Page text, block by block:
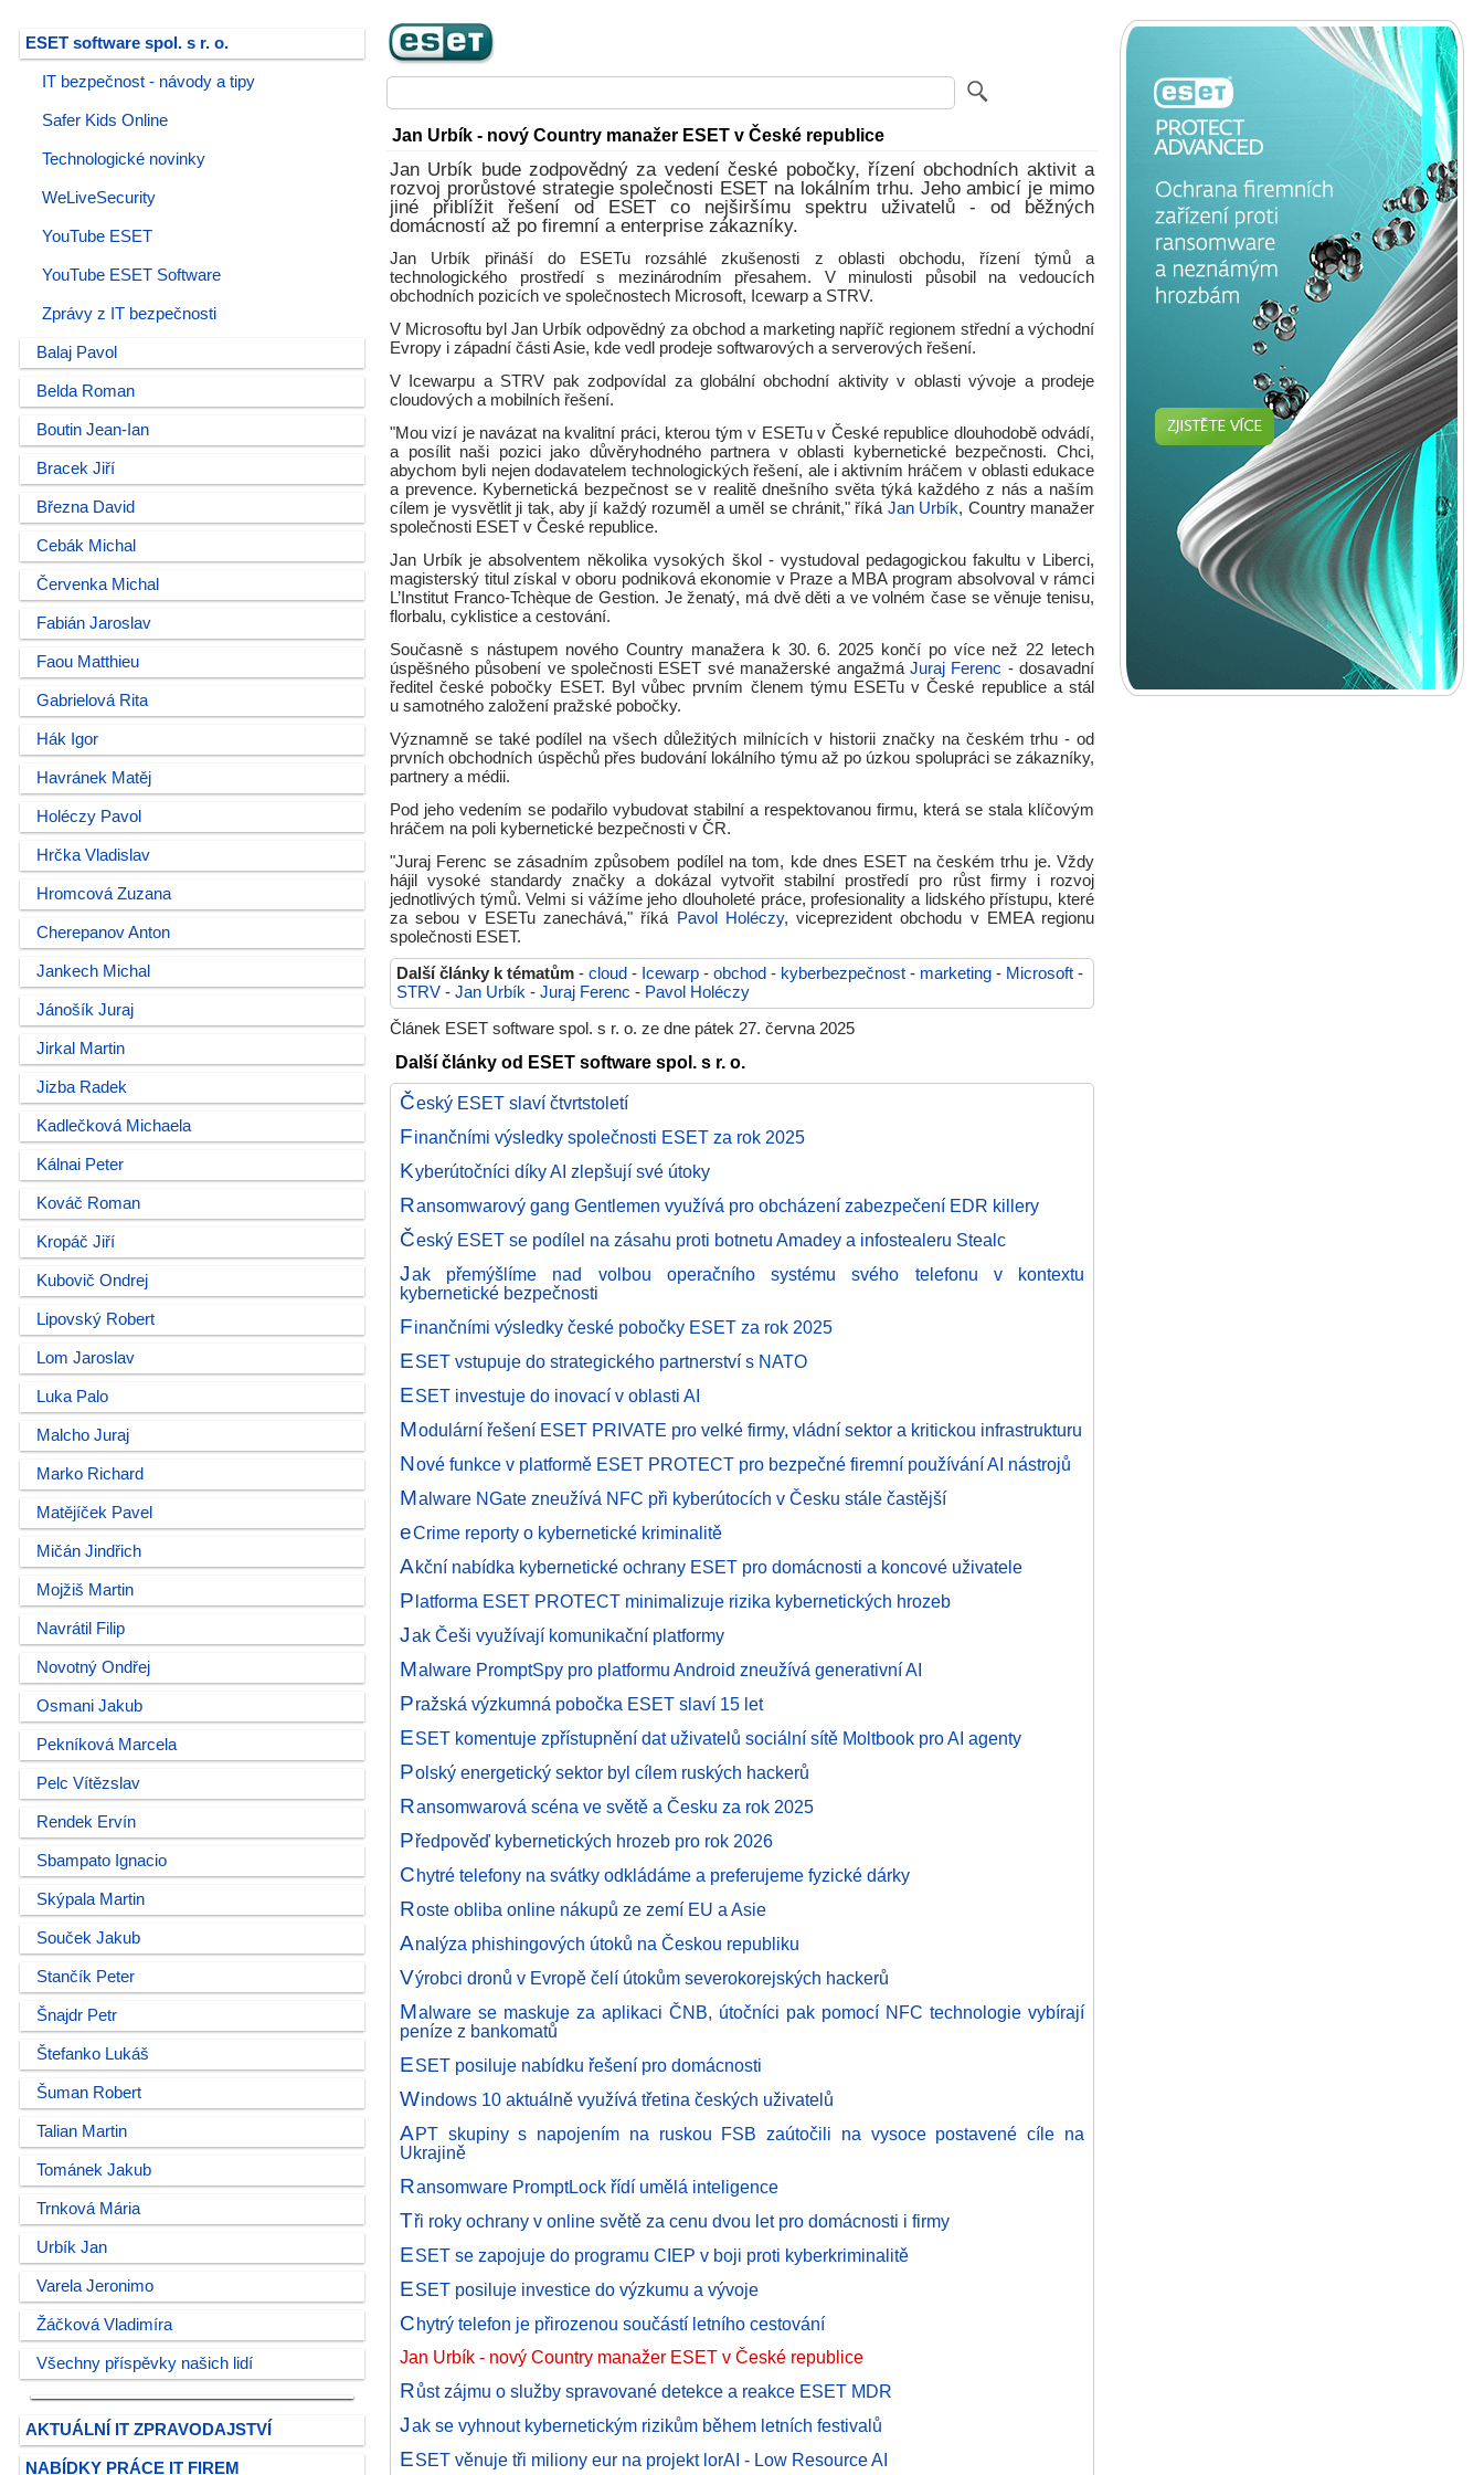
ESET software spol. s r. o.
IT bezpečnost - návody a tipy
Safer Kids Online
Technologické novinky
WeLiveSecurity
YouTube ESET
YouTube ESET Software
Zprávy z IT bezpečnosti
Balaj Pavol
Belda Roman
Boutin Jean-Ian
Bracek Jiří
Března David
Cebák Michal
Červenka Michal
Fabián Jaroslav
Faou Matthieu
Gabrielová Rita
Hák Igor
Havránek Matěj
Holéczy Pavol
Hrčka Vladislav
Hromcová Zuzana
Cherepanov Anton
Jankech Michal
Jánošík Juraj
Jirkal Martin
Jizba Radek
Kadlečková Michaela
Kálnai Peter
Kováč Roman
Kropáč Jiří
Kubovič Ondrej
Lipovský Robert
Lom Jaroslav
Luka Palo
Malcho Juraj
Marko Richard
Matějíček Pavel
Mičán Jindřich
Mojžiš Martin
Navrátil Filip
Novotný Ondřej
Osmani Jakub
Pekníková Marcela
Pelc Vítězslav
Rendek Ervín
Sbampato Ignacio
Skýpala Martin
Souček Jakub
Stančík Peter
Šnajdr Petr
Štefanko Lukáš
Šuman Robert
Talian Martin
Tománek Jakub
Trnková Mária
Urbík Jan
Varela Jeronimo
Žáčková Vladimíra
Všechny příspěvky našich lidí
AKTUÁLNÍ IT ZPRAVODAJSTVÍ
NABÍDKY PRÁCE IT FIREM
Jan Urbík - nový Country manažer ESET v České republice
Jan Urbík bude zodpovědný za vedení české pobočky, řízení obchodních aktivit a
rozvoj prorůstové strategie společnosti ESET na lokálním trhu. Jeho ambicí je mimo
jiné přiblížit řešení od ESET co nejširšímu spektru uživatelů - od běžných
domácností až po firemní a enterprise zákazníky.
Jan Urbík přináší do ESETu rozsáhlé zkušenosti z oblasti obchodu, řízení týmů a
technologického prostředí s mezinárodním přesahem. V minulosti působil na vedoucích
obchodních pozicích ve společnostech Microsoft, Icewarp a STRV.
V Microsoftu byl Jan Urbík odpovědný za obchod a marketing napříč regionem střední a východní
Evropy i západní části Asie, kde vedl prodeje softwarových a serverových řešení.
V Icewarpu a STRV pak zodpovídal za globální obchodní aktivity v oblasti vývoje a prodeje
cloudových a mobilních řešení.
"Mou vizí je navázat na kvalitní práci, kterou tým v ESETu v České republice dlouhodobě odvádí,
a posílit naši pozici jako důvěryhodného partnera v oblasti kybernetické bezpečnosti. Chci,
abychom byli nejen dodavatelem technologických řešení, ale i aktivním hráčem v oblasti edukace
a prevence. Kybernetická bezpečnost se v realitě dnešního světa týká každého z nás a naším
cílem je vysvětlit ji tak, aby jí každý rozuměl a uměl se chránit," říká Jan Urbík, Country manažer
společnosti ESET v České republice.
Jan Urbík je absolventem několika vysokých škol - vystudoval pedagogickou fakultu v Liberci,
magisterský titul získal v oboru podniková ekonomie v Praze a MBA program absolvoval v rámci
L’Institut Franco-Tchèque de Gestion. Je ženatý, má dvě děti a ve volném čase se věnuje tenisu,
florbalu, cyklistice a cestování.
Současně s nástupem nového Country manažera k 30. 6. 2025 končí po více než 22 letech
úspěšného působení ve společnosti ESET své manažerské angažmá Juraj Ferenc - dosavadní
ředitel české pobočky ESET. Byl vůbec prvním členem týmu ESETu v České republice a stál
u samotného založení pražské pobočky.
Významně se také podílel na všech důležitých milnících v historii značky na českém trhu - od
prvních obchodních úspěchů přes budování lokálního týmu až po úzkou spolupráci se zákazníky,
partnery a médii.
Pod jeho vedením se podařilo vybudovat stabilní a respektovanou firmu, která se stala klíčovým
hráčem na poli kybernetické bezpečnosti v ČR.
"Juraj Ferenc se zásadním způsobem podílel na tom, kde dnes ESET na českém trhu je. Vždy
hájil vysoké standardy značky a dokázal vytvořit stabilní prostředí pro růst firmy i rozvoj
jednotlivých týmů. Velmi si vážíme jeho dlouholeté práce, profesionality a lidského přístupu, které
za sebou v ESETu zanechává," říká
Pavol Holéczy, viceprezident obchodu v EMEA regionu
společnosti ESET.
Další články k tématům - cloud - Icewarp - obchod - kyberbezpečnost - marketing - Microsoft -
STRV - Jan Urbík - Juraj Ferenc - Pavol Holéczy
Článek ESET software spol. s r. o. ze dne pátek 27. června 2025
Další články od ESET software spol. s r. o.
Český ESET slaví čtvrtstoletí
Finančními výsledky společnosti ESET za rok 2025
Kyberútočníci díky AI zlepšují své útoky
Ransomwarový gang Gentlemen využívá pro obcházení zabezpečení EDR killery
Český ESET se podílel na zásahu proti botnetu Amadey a infostealeru Stealc
Jak přemýšlíme nad volbou operačního systému svého telefonu v kontextu
kybernetické bezpečnosti
Finančními výsledky české pobočky ESET za rok 2025
ESET vstupuje do strategického partnerství s NATO
ESET investuje do inovací v oblasti AI
Modulární řešení ESET PRIVATE pro velké firmy, vládní sektor a kritickou infrastrukturu
Nové funkce v platformě ESET PROTECT pro bezpečné firemní používání AI nástrojů
Malware NGate zneužívá NFC při kyberútocích v Česku stále častější
eCrime reporty o kybernetické kriminalitě
Akční nabídka kybernetické ochrany ESET pro domácnosti a koncové uživatele
Platforma ESET PROTECT minimalizuje rizika kybernetických hrozeb
Jak Češi využívají komunikační platformy
Malware PromptSpy pro platformu Android zneužívá generativní AI
Pražská výzkumná pobočka ESET slaví 15 let
ESET komentuje zpřístupnění dat uživatelů sociální sítě Moltbook pro AI agenty
Polský energetický sektor byl cílem ruských hackerů
Ransomwarová scéna ve světě a Česku za rok 2025
Předpověď kybernetických hrozeb pro rok 2026
Chytré telefony na svátky odkládáme a preferujeme fyzické dárky
Roste obliba online nákupů ze zemí EU a Asie
Analýza phishingových útoků na Českou republiku
Výrobci dronů v Evropě čelí útokům severokorejských hackerů
Malware se maskuje za aplikaci ČNB, útočníci pak pomocí NFC technologie vybírají
peníze z bankomatů
ESET posiluje nabídku řešení pro domácnosti
Windows 10 aktuálně využívá třetina českých uživatelů
APT skupiny s napojením na ruskou FSB zaútočili na vysoce postavené cíle na
Ukrajině
Ransomware PromptLock řídí umělá inteligence
Tři roky ochrany v online světě za cenu dvou let pro domácnosti i firmy
ESET se zapojuje do programu CIEP v boji proti kyberkriminalitě
ESET posiluje investice do výzkumu a vývoje
Chytrý telefon je přirozenou součástí letního cestování
Jan Urbík - nový Country manažer ESET v České republice
Růst zájmu o služby spravované detekce a reakce ESET MDR
Jak se vyhnout kybernetickým rizikům během letních festivalů
ESET věnuje tři miliony eur na projekt lorAI - Low Resource AI